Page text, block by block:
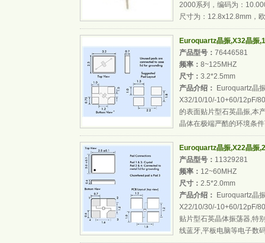
2000系列，编码为：
尺寸为：12.8x12.8mm，
Euroquartz晶振,X32晶振
产品型号： 76446581
频率： 8~125MHZ
尺寸： 3.2*2.5mm
产品介绍：
Euroquartz晶
X32/10/10/-10+60/12pF/
的表面贴片型石英晶振,本
晶体在极端严酷的环境条
Euroquartz晶振,X22晶振
产品型号： 11329281
频率： 12~60MHZ
尺寸： 2.5*2.0mm
产品介绍：
Euroquartz晶
X22/10/30/-10+60/12pF/
贴片型石英晶体振荡器,特
线蓝牙,平板电脑等电子数